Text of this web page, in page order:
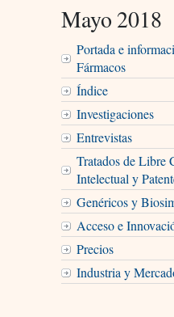
Mayo 2018
Portada e
Fármacos
Índice
Investigaciones
Entrevistas
Tratados de Libre
Intelectual y
Genéricos y
Acceso e
Precios
Industria y